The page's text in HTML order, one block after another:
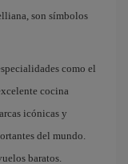
son símbolos
como el
cocina
icónicas y
del mundo.
baratos.